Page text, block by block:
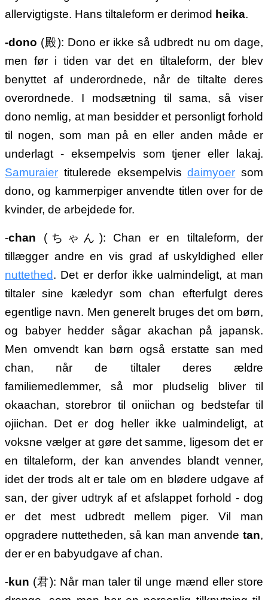
allervigtigste. Hans tiltaleform er derimod heika.
-dono (殿): Dono er ikke så udbredt nu om dage,
men før i tiden var det en tiltaleform, der blev
benyttet af underordnede, når de tiltalte deres
overordnede. I modsætning til sama, så viser
dono nemlig, at man besidder et personligt forhold
til nogen, som man på en eller anden måde er
underlagt - eksempelvis som tjener eller lakaj.
Samuraier titulerede eksempelvisdaimyoer som
dono, og kammerpiger anvendte titlen over for de
kvinder, de arbejdede for.
-chan (ちゃん): Chan er en tiltaleform, der
tillægger andre en vis grad af uskyldighed eller
nuttethed. Det er derfor ikke ualmindeligt, at man
tiltaler sine kæledyr som chan efterfulgt deres
egentlige navn. Men generelt bruges det om børn,
og babyer hedder sågar akachan på japansk.
Men omvendt kan børn også erstatte san med
chan, når de tiltaler deres ældre
familiemedlemmer, så mor pludselig bliver til
okaachan, storebror til oniichan og bedstefar til
ojiichan. Det er dog heller ikke ualmindeligt, at
voksne vælger at gøre det samme, ligesom det er
en tiltaleform, der kan anvendes blandt venner,
idet der trods alt er tale om en blødere udgave af
san, der giver udtryk af et afslappet forhold - dog
er det mest udbredt mellem piger. Vil man
opgradere nuttetheden, så kan man anvende tan,
der er en babyudgave af chan.
-kun (君): Når man taler til unge mænd eller store